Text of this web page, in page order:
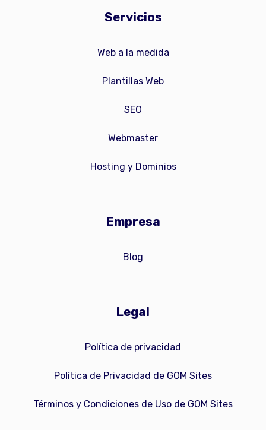
Servicios
Web a la medida
Plantillas Web
SEO
Webmaster
Hosting y Dominios
Empresa
Blog
Legal
Política de privacidad
Política de Privacidad de GOM Sites
Términos y Condiciones de Uso de GOM Sites